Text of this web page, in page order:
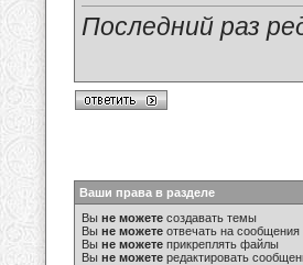
Последний раз
Ваши права в разделе
Вы не можете создавать темы
Вы не можете отвечать на сообщения
Вы не можете прикреплять файлы
Вы не можете редактировать